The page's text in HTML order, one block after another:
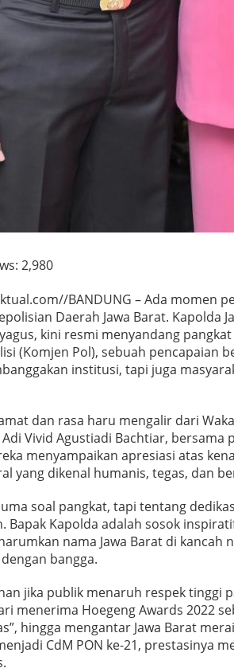
2,980
BANDUNG – Ada momen
Daerah Jawa Barat. Kapolda
kini resmi menyandang
(Komjen Pol), sebuah pencapaian
institusi, tapi juga
dan rasa haru mengalir dari
Vivid Agustiadi Bachtiar, bersama
menyampaikan apresiasi atas
yang dikenal humanis, tegas, dan
soal pangkat, tapi tentang
Bapak Kapolda adalah sosok
nama Jawa Barat di kancah
bangga.
jika publik menaruh respek tinggi
menerima Hoegeng Awards 2022
hingga mengantar Jawa Barat
CdM PON ke-21, prestasinya